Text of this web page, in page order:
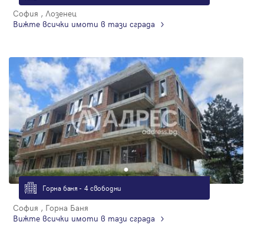
София , Лозенец
Вижте всички имоти в тази сграда
Горна баня - 4 свободни
София , Горна Баня
Вижте всички имоти в тази сграда